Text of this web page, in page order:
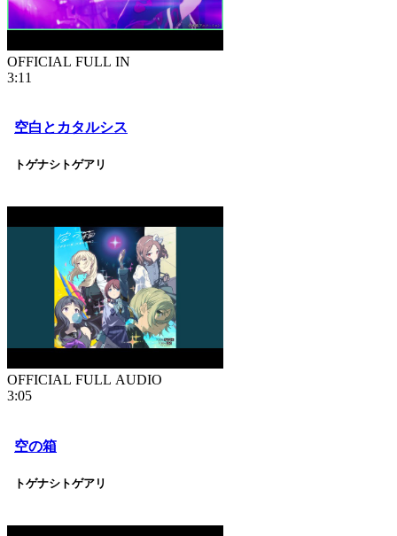
OFFICIAL FULL IN
3:11
空白とカタルシス
トゲナシトゲアリ
OFFICIAL FULL AUDIO
3:05
空の箱
トゲナシトゲアリ